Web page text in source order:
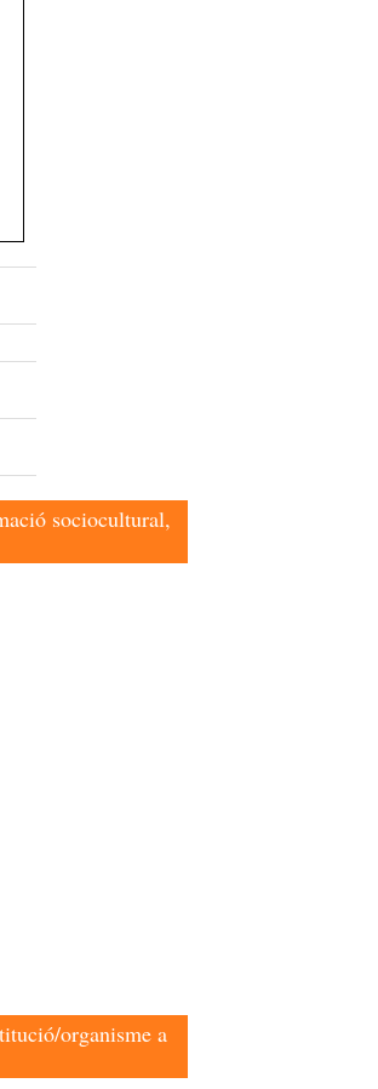
sociocultural,
organisme a